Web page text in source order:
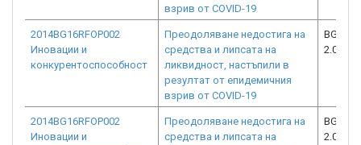
взрив от COVID-19
2014BG16RFOP002
Иновации и
конкурентоспособност
Преодоляване недостига на
средства и липсата на
ликвидност, настъпили в
резултат от епидемичния
взрив от COVID-19
2.073-
2014BG16RFOP002
Иновации и
Преодоляване недостига на
средства и липсата на
2.073-